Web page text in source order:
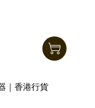
｜香港行貨